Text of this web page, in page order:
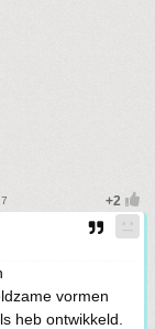
vormen
heb ontwikkeld.